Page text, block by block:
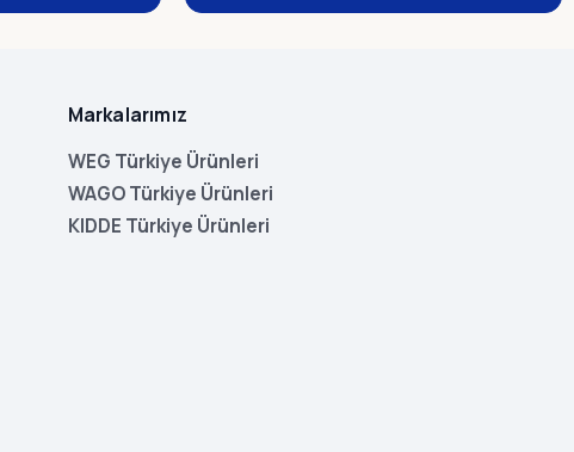
Markalarımız
WEG Türkiye Ürünleri
WAGO Türkiye Ürünleri
KIDDE Türkiye Ürünleri